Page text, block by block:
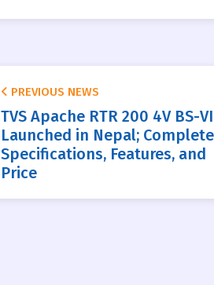
PREVIOUS NEWS
TVS Apache RTR 200 4V BS-VI
Launched in Nepal; Complete
Specifications, Features, and
Price